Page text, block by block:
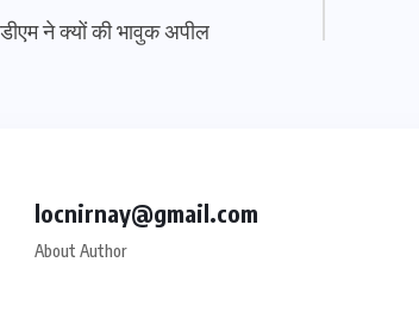
ने क्यों की भावुक अपील
locnirnay@gmail.com
About Author